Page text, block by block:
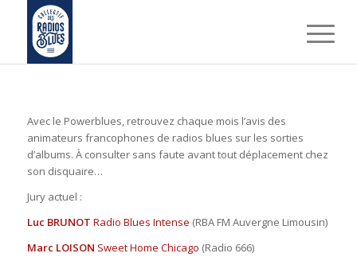
Avec le Powerblues, retrouvez chaque mois l’avis des
animateurs francophones de radios blues sur les sorties
d’albums. À consulter sans faute avant tout déplacement chez
son disquaire…
Jury actuel :
Luc BRUNOT Radio Blues Intense (RBA FM Auvergne Limousin)
Marc LOISON Sweet Home Chicago (Radio 666)